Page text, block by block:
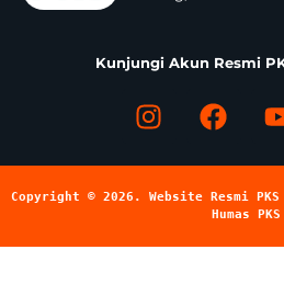
Kunjungi Akun Resmi
Humas PKS